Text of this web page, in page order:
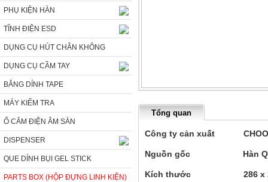
PHỤ KIỆN HÀN
TĨNH ĐIỆN ESD
DỤNG CỤ HÚT CHÂN KHÔNG
DỤNG CỤ CẦM TAY
BĂNG DÍNH TAPE
MÁY KIỂM TRA
Ổ CẮM ĐIỆN ÂM SÀN
DISPENSER
QUE DÍNH BỤI GEL STICK
PARTS BOX (HỘP ĐỰNG LINH KIỆN)
Tổng quan
Công ty cản xuất
Nguồn gốc Hàn
Kích thước 286 x